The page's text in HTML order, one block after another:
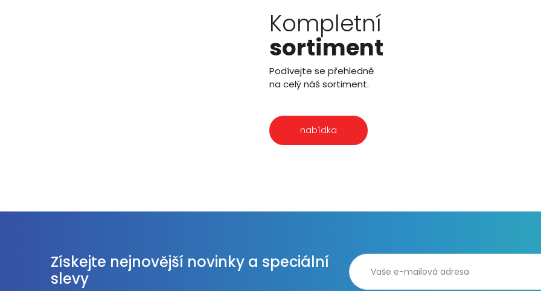
Kompletní
sortiment
Podívejte se přehledně
na celý náš sortiment.
nabídka
Získejte nejnovější novinky a speciální
slevy